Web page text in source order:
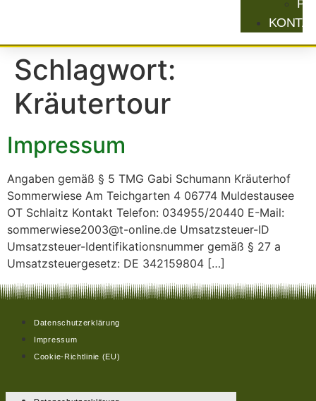
Schlagwort:
Kräutertour
Impressum
Angaben gemäß § 5 TMG Gabi Schumann Kräuterhof
Sommerwiese Am Teichgarten 4 06774 Muldestausee
OT Schlaitz Kontakt Telefon: 034955/20440 E-Mail:
sommerwiese2003@t-online.de Umsatzsteuer-ID
Umsatzsteuer-Identifikationsnummer gemäß § 27 a
Umsatzsteuergesetz: DE 342159804 […]
Datenschutzerklärung
Impressum
Cookie-Richtlinie (EU)